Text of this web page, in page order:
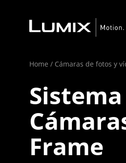
Home / Cámaras de fotos y
Frame